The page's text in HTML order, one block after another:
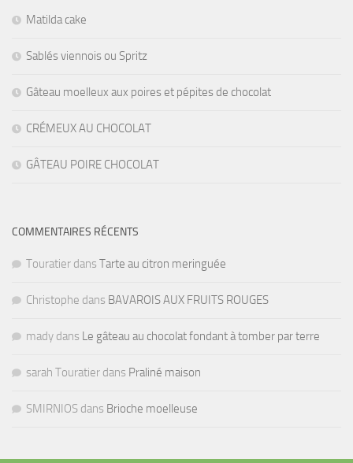
Matilda cake
Sablés viennois ou Spritz
Gâteau moelleux aux poires et pépites de chocolat
CRÉMEUX AU CHOCOLAT
GÂTEAU POIRE CHOCOLAT
COMMENTAIRES RÉCENTS
Touratier dans Tarte au citron meringuée
Christophe dans BAVAROIS AUX FRUITS ROUGES
mady dans Le gâteau au chocolat fondant à tomber par terre
sarah Touratier dans Praliné maison
SMIRNIOS dans Brioche moelleuse